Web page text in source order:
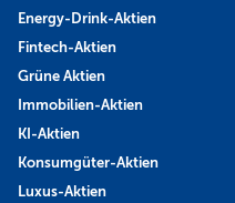
Energy-Drink-Aktien
Fintech-Aktien
Grüne Aktien
Immobilien-Aktien
KI-Aktien
Konsumgüter-Aktien
Luxus-Aktien